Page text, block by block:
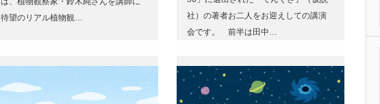
待望のリアル植物観…
社）の著者お二人をお迎えしての講演
会です。 前半は田中…